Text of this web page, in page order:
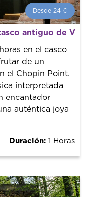
Desde 24 €
con los mejores
precio y servicio.
antiguo de
en el casco
de un
el Chopin Point.
interpretada
encantador
auténtica joya
Duración: 1 Horas